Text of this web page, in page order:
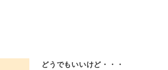
どうでもいいけど・・・